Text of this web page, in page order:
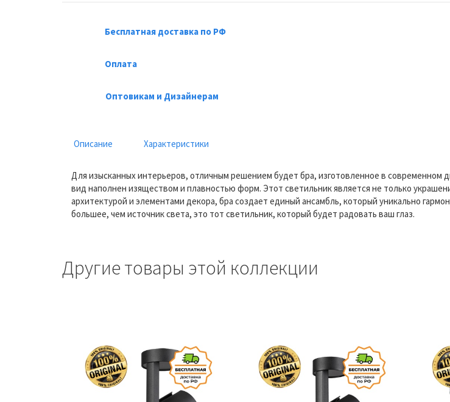
Бесплатная доставка по РФ
Оплата
Оптовикам и Дизайнерам
Описание Характеристики
Для изысканных интерьеров, отличным решением будет бра, изготовленное в современном
вид наполнен изяществом и плавностью форм. Этот светильник является не только
архитектурой и элементами декора, бра создает единый ансамбль, который уникально
большее, чем источник света, это тот светильник, который будет радовать ваш глаз.
Другие товары этой коллекции